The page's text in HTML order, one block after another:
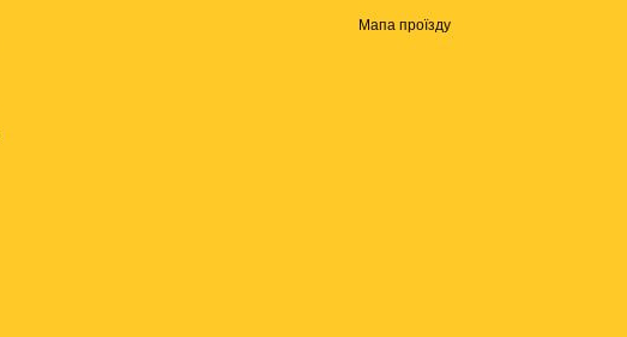
Мапа проїзду